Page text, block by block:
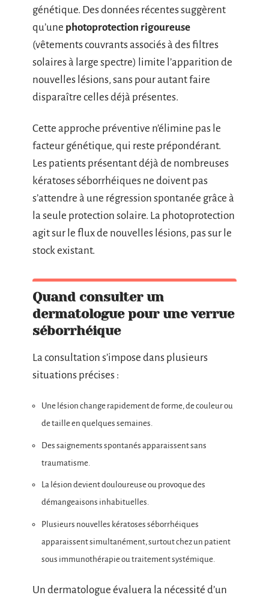
génétique. Des données récentes suggèrent
qu’une photoprotection rigoureuse
(vêtements couvrants associés à des filtres
solaires à large spectre) limite l’apparition de
nouvelles lésions, sans pour autant faire
disparaître celles déjà présentes.
Cette approche préventive n’élimine pas le
facteur génétique, qui reste prépondérant.
Les patients présentant déjà de nombreuses
kératoses séborrhéiques ne doivent pas
s’attendre à une régression spontanée grâce à
la seule protection solaire. La photoprotection
agit sur le flux de nouvelles lésions, pas sur le
stock existant.
Quand consulter un
dermatologue pour une verrue
séborrhéique
La consultation s’impose dans plusieurs
situations précises :
Une lésion change rapidement de forme, de couleur ou
de taille en quelques semaines.
Des saignements spontanés apparaissent sans
traumatisme.
La lésion devient douloureuse ou provoque des
démangeaisons inhabituelles.
Plusieurs nouvelles kératoses séborrhéiques
apparaissent simultanément, surtout chez un patient
sous immunothérapie ou traitement systémique.
Un dermatologue évaluera la nécessité d’un